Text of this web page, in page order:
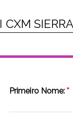
Primeiro Nome:*